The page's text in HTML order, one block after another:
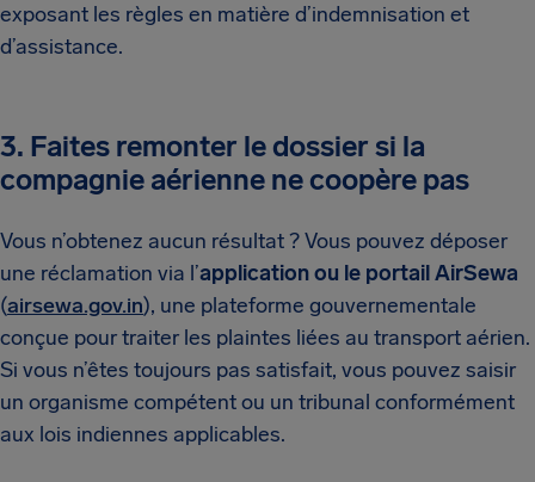
exposant les règles en matière d’indemnisation et
d’assistance.
3. Faites remonter le dossier si la
compagnie aérienne ne coopère pas
Vous n’obtenez aucun résultat ? Vous pouvez déposer
une réclamation via l’application ou le portail AirSewa
(airsewa.gov.in), une plateforme gouvernementale
conçue pour traiter les plaintes liées au transport aérien.
Si vous n’êtes toujours pas satisfait, vous pouvez saisir
un organisme compétent ou un tribunal conformément
aux lois indiennes applicables.